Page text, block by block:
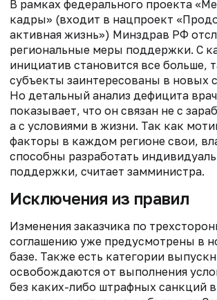
В рамках федерального проекта
кадры» (входит в нацпроект
активная жизнь») Минздрав РФ
региональные меры поддержки. С
инициатив становится все больше,
субъекты заинтересованы в новых
Но детальный анализ дефицита
показывает, что он связан не с
а с условиями в жизни. Так как
факторы в каждом регионе свои,
способны разработать
поддержки, считает замминистра.
Исключения из правил
Изменения заказчика по
соглашению уже предусмотрены в
базе. Также есть категории
освобождаются от выполнения
без каких-либо штрафных санкций